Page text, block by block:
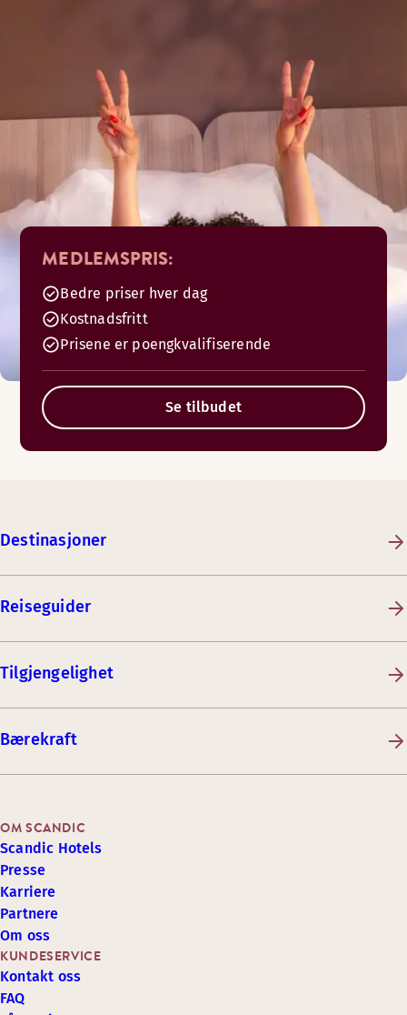
MEDLEMSPRIS:
Bedre priser hver dag
Kostnadsfritt
Prisene er poengkvalifiserende
Se tilbudet
Destinasjoner
Reiseguider
Tilgjengelighet
Bærekraft
KUNDESERVICE
Kontakt oss
FAQ
OM SCANDIC
Scandic Hotels
Presse
Karriere
Partnere
Om oss